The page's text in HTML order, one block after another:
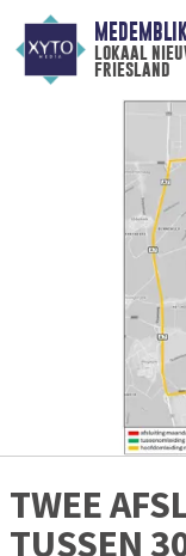
lokaal
friesland
TWEE
TUSSEN